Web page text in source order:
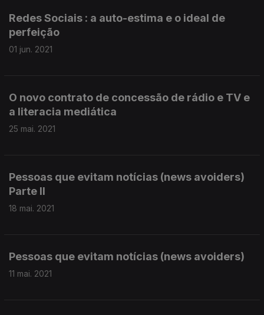
Redes Sociais : a auto-estima e o ideal de
perfeição
01 jun. 2021
O novo contrato de concessão de rádio e TV e
a literacia mediática
25 mai. 2021
Pessoas que evitam notícias (news avoiders)
Parte II
18 mai. 2021
Pessoas que evitam notícias (news avoiders)
11 mai. 2021